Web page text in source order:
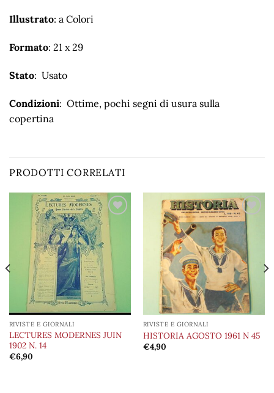
Illustrato: a Colori
Formato: 21 x 29
Stato: Usato
Condizioni: Ottime, pochi segni di usura sulla
copertina
PRODOTTI CORRELATI
Aggiungi
alla lista
desideri
RIVISTE E GIORNALI
LECTURES MODERNES JUIN
1902 N. 14
€6,90
Aggiungi
dei
desideri
RIVISTE E GIORNALI
HISTORIA AGOSTO 1961 N 45
€4,90